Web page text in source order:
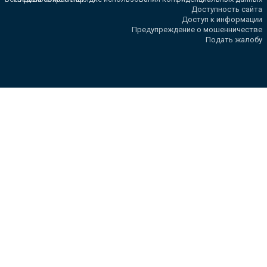
Доступность сайта
Доступ к информации
Предупреждение о мошенничестве
Подать жалобу